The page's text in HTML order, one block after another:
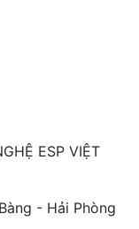
ESP VIỆT
- Hải Phòng